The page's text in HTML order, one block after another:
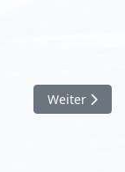
Diese Geschäfte
Nächster
Weiter